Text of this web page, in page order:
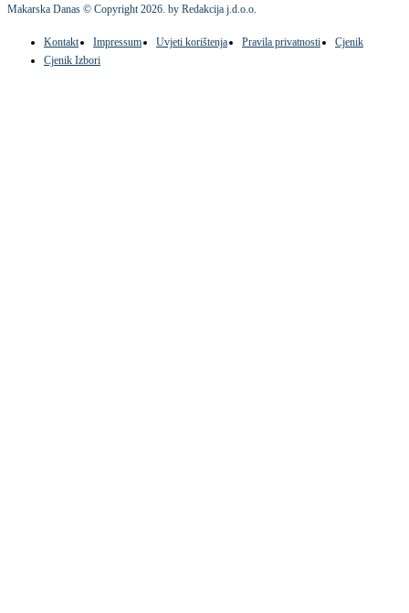
Makarska Danas © Copyright2026. by Redakcija j.d.o.o.
Kontakt Impressum Uvjeti korištenja Pravila privatnosti
Cjenik
Cjenik Izbori